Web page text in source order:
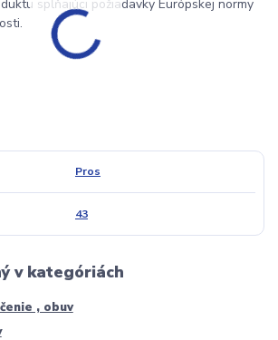
spĺňajúci požiadavky Európskej normy
Pros
43
v kategóriách
, obuv